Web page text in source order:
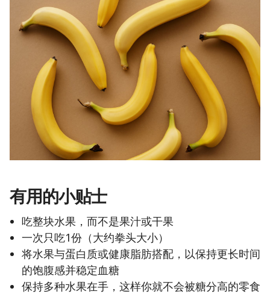
有用的小贴士
吃整块水果，而不是果汁或干果
一次只吃1份（大约拳头大小）
将水果与蛋白质或健康脂肪搭配，以保持更长时间
的饱腹感并稳定血糖
保持多种水果在手，这样你就不会被糖分高的零食